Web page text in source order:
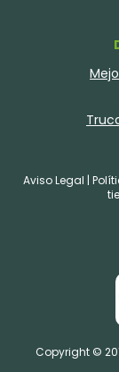
Aviso Legal |
Copyright ©